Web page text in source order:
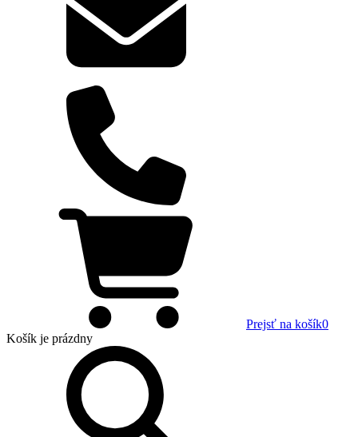
Prejsť na košík0
Košík je prázdny